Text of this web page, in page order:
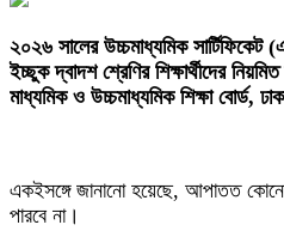
২০২৬ সালের উচ্চমাধ্যমিক সার্টিফিকেট
ইচ্ছুক দ্বাদশ শ্রেণির শিক্ষার্থীদের
মাধ্যমিক ও উচ্চমাধ্যমিক শিক্ষা বোর্ড,
একইসঙ্গে জানানো হয়েছে, আপাতত কোনো
পারবে না।